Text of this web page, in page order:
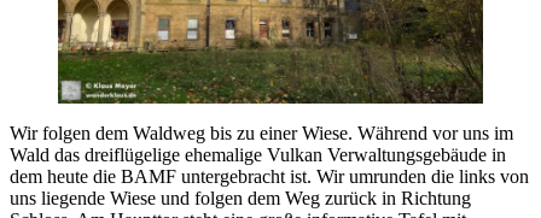
Wir folgen dem Waldweg bis zu einer Wiese. Während vor uns im
Wald das dreiflügelige ehemalige Vulkan Verwaltungsgebäude in
dem heute die BAMF untergebracht ist. Wir umrunden die links von
uns liegende Wiese und folgen dem Weg zurück in Richtung